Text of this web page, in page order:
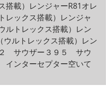
搭載）レンジャーR81オレ
レックス搭載）レンジャ
ルトレックス搭載）レン
ウルトレックス搭載）レン
　サウザー３９５　サウ
インターセプター空いて